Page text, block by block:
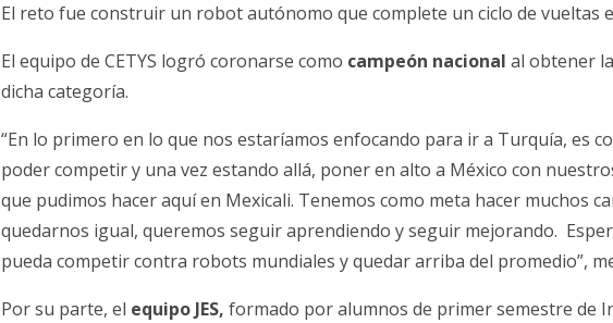
El reto fue construir un robot autónomo que complete un ciclo de vueltas
El equipo de CETYS logró coronarse como campeón nacional al obtener
dicha categoría.
“En lo primero en lo que nos estaríamos enfocando para ir a Turquía, es
poder competir y una vez estando allá, poner en alto a México con
que pudimos hacer aquí en Mexicali. Tenemos como meta hacer muchos
quedarnos igual, queremos seguir aprendiendo y seguir mejorando.
pueda competir contra robots mundiales y quedar arriba del promedio”,
Por su parte, el equipo JES, formado por alumnos de primer semestre de